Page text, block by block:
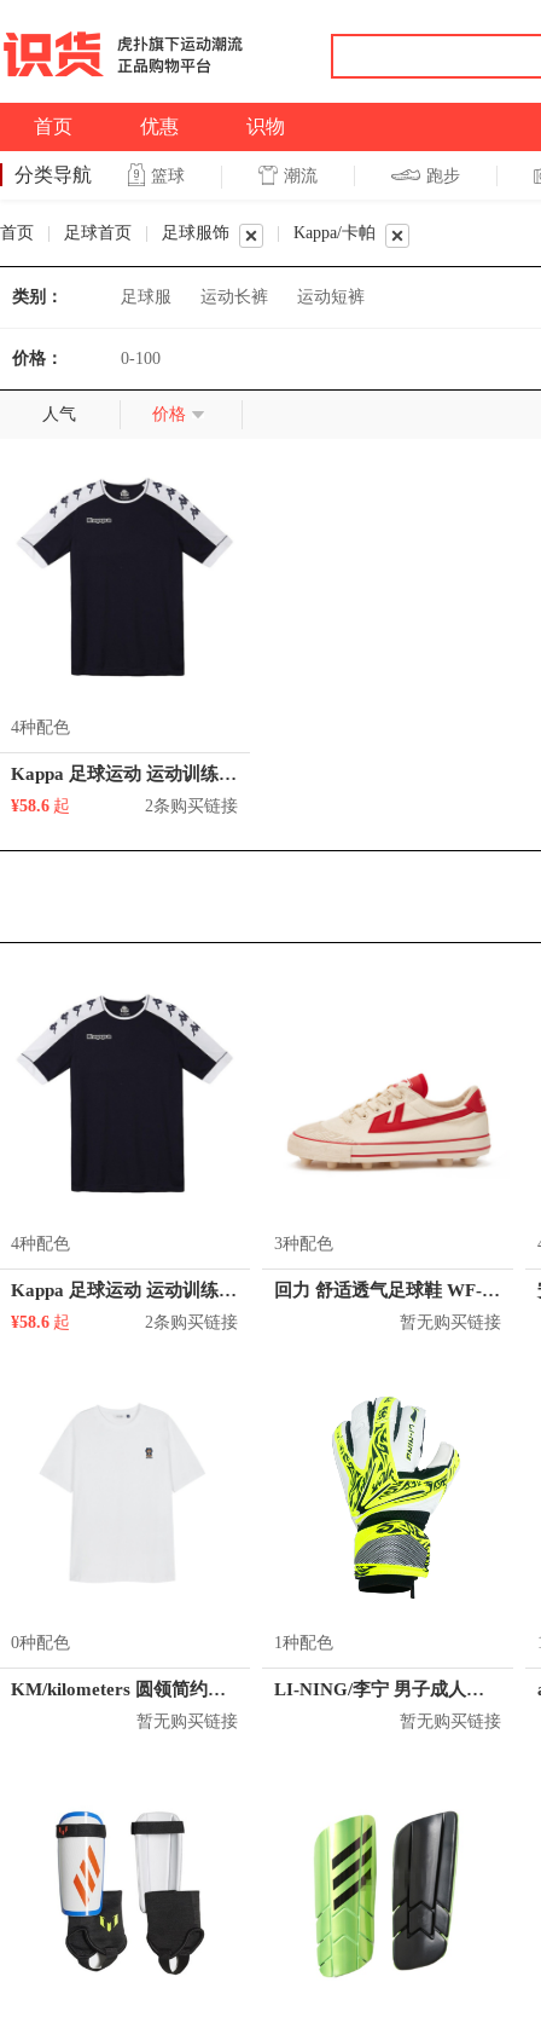
首页 优惠 识物
分类导航 篮球 潮流 跑步
首页 足球首页 足球服饰 Kappa/卡帕
类别： 足球服 运动长裤 运动短裤
价格： 0-100
人气 价格
4种配色
Kappa 足球运动 运动训练球衣 K0812TD07S
¥58.6 起 2条购买链接
4种配色
Kappa 足球运动 运动训练球衣 K0812TD07S
¥58.6 起 2条购买链接
3种配色
回力 舒适透气足球鞋 WF-42R
暂无购买链接
0种配色
KM/kilometers 圆领简约短袖T恤 M2X2108073
暂无购买链接
1种配色
LI-NING/李宁 男子成人足球守门员防滑手套 荧光黄 AXWK004-3
暂无购买链接